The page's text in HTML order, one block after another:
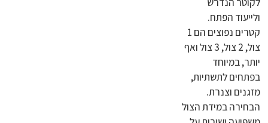
לקוטר הנדרש
ולייעוד הפתח.
קטרים נפוצים הם 1
צול, 2 צול, 3 צול ואף
יותר, במיוחד
בפתחים לתשתיות,
מזגנים וצנרת.
הבחירה במידת הצול